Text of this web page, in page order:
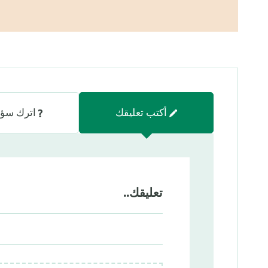
أكتب تعليقك اترك
تعليقك..